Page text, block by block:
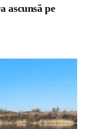
ascunsă pe